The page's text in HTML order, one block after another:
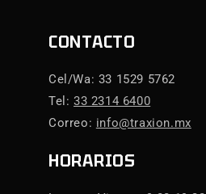
CONTACTO
Cel/Wa: 33 1529 5762
Tel:33 2314 6400
Correo: info@traxion.mx
HORARIOS